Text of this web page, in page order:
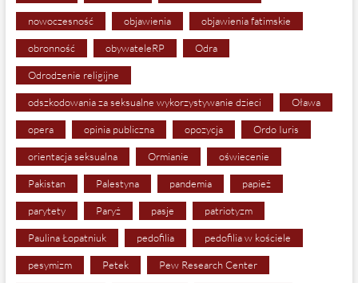
nowoczesność objawienia objawienia fatimskie
obronność obywateleRP Odra
Odrodzenie religijne
odszkodowania za seksualne wykorzystywanie dzieci Oława
opera opinia publiczna opozycja Ordo Iuris
orientacja seksualna Ormianie oświecenie
Pakistan Palestyna pandemia papież
parytety Paryż pasje patriotyzm
Paulina Łopatniuk pedofilia pedofilia w kościele
pesymizm Petek Pew Research Center